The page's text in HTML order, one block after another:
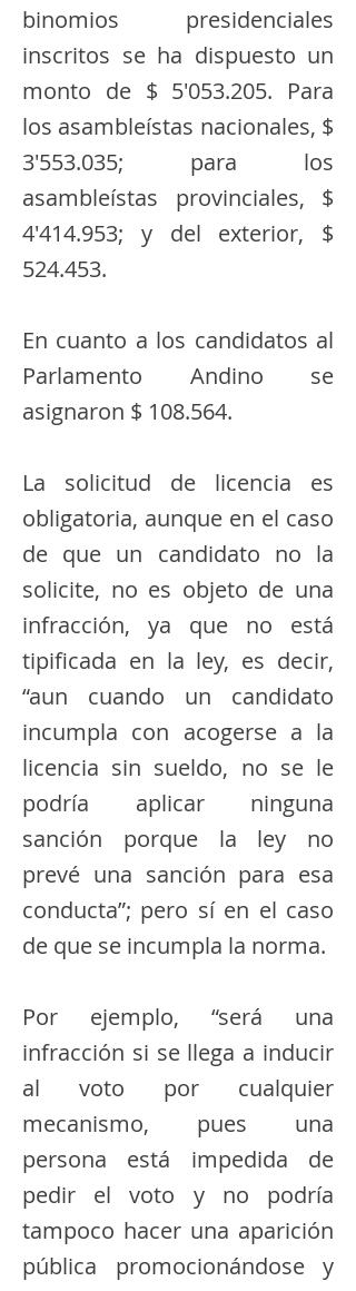
binomios presidenciales
inscritos se ha dispuesto un
monto de $ 5′053.205. Para
los asambleístas nacionales, $
3′553.035; para los
asambleístas provinciales, $
4′414.953; y del exterior, $
524.453.
En cuanto a los candidatos al
Parlamento Andino se
asignaron $ 108.564.
La solicitud de licencia es
obligatoria, aunque en el caso
de que un candidato no la
solicite, no es objeto de una
infracción, ya que no está
tipificada en la ley, es decir,
“aun cuando un candidato
incumpla con acogerse a la
licencia sin sueldo, no se le
podría aplicar ninguna
sanción porque la ley no
prevé una sanción para esa
conducta”; pero sí en el caso
de que se incumpla la norma.
Por ejemplo, “será una
infracción si se llega a inducir
al voto por cualquier
mecanismo, pues una
persona está impedida de
pedir el voto y no podría
tampoco hacer una aparición
pública promocionándose y